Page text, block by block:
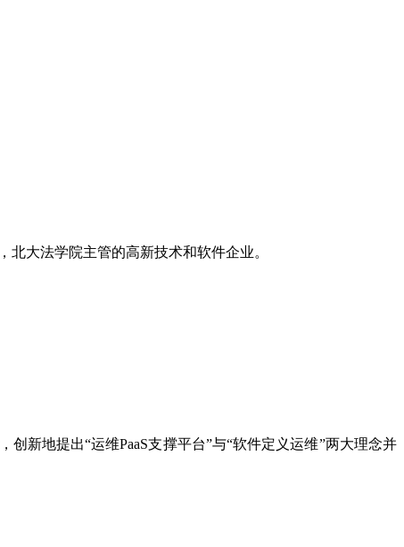
大法学院主管的高新技术和软件企业。
新地提出“运维PaaS支撑平台”与“软件定义运维”两大理念并